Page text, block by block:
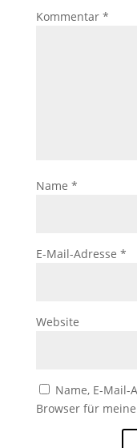
Kommentar *
Name *
E-Mail-Adresse *
Website
Name, E-Mail-
Browser für